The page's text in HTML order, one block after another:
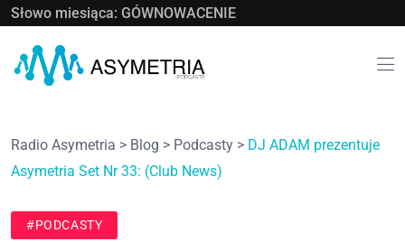
Słowo miesiąca: GÓWNOWACENIE
Radio Asymetria > Blog > Podcasty > DJ ADAM prezentuje
Asymetria Set Nr 33: (Club News)
#PODCASTY